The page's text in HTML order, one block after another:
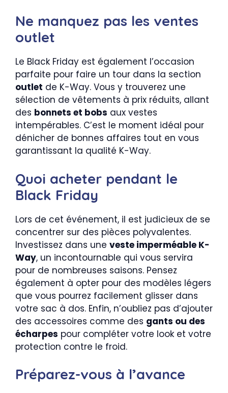
Ne manquez pas les ventes
outlet
Le Black Friday est également l’occasion
parfaite pour faire un tour dans la section
outlet de K-Way. Vous y trouverez une
sélection de vêtements à prix réduits, allant
des bonnets et bobs aux vestes
intempérables. C’est le moment idéal pour
dénicher de bonnes affaires tout en vous
garantissant la qualité K-Way.
Quoi acheter pendant le
Black Friday
Lors de cet événement, il est judicieux de se
concentrer sur des pièces polyvalentes.
Investissez dans une veste imperméable K-
Way, un incontournable qui vous servira
pour de nombreuses saisons. Pensez
également à opter pour des modèles légers
que vous pourrez facilement glisser dans
votre sac à dos. Enfin, n’oubliez pas d’ajouter
des accessoires comme des gants ou des
écharpes pour compléter votre look et votre
protection contre le froid.
Préparez-vous à l’avance